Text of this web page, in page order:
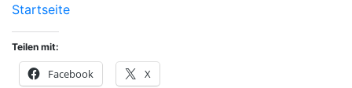
Startseite
Teilen mit:
Facebook X